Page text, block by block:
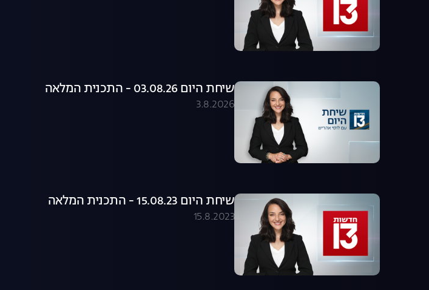
שיחת היום 03.08.26 - התכנית המלאה
3.8.2026
שיחת היום 15.08.23 - התכנית המלאה
15.8.2023